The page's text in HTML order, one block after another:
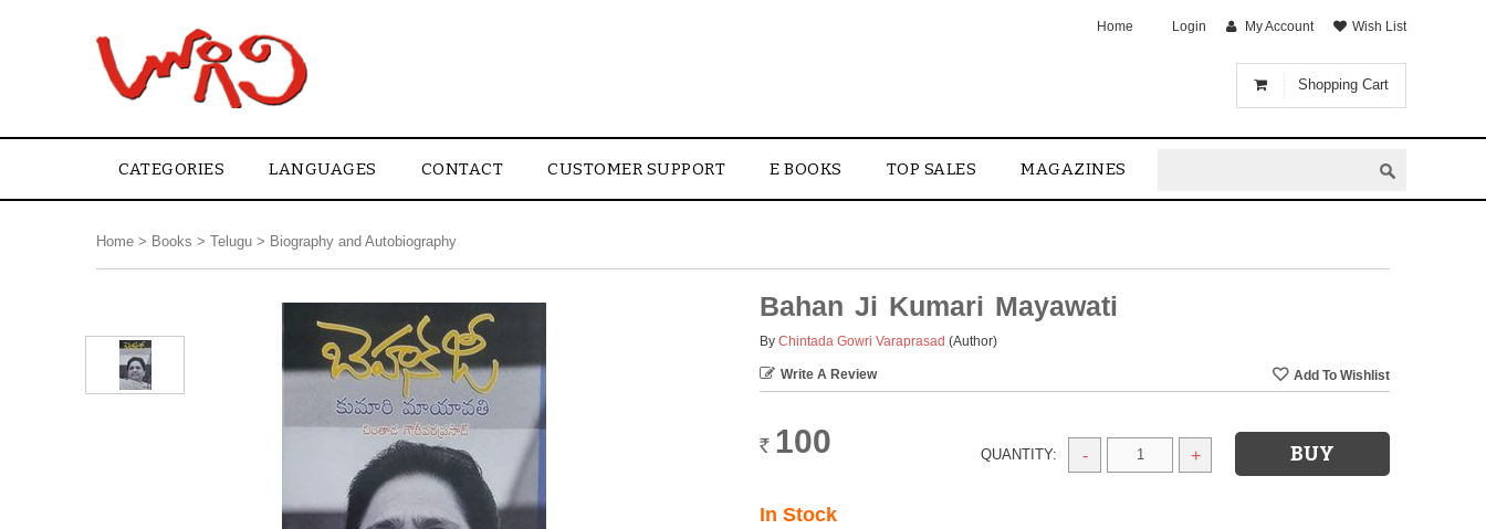
Shopping Cart
Home Login My Account Wish List
CATEGORIES LANGUAGES CONTACT CUSTOMER SUPPORT E BOOKS TOP SALES MAGAZINES
Home > Books > Telugu > Biography and Autobiography
Bahan Ji Kumari Mayawati
By Chintada Gowri Varaprasad (Author)
Write A Review
Rs. 100 QUANTITY: - +
In Stock